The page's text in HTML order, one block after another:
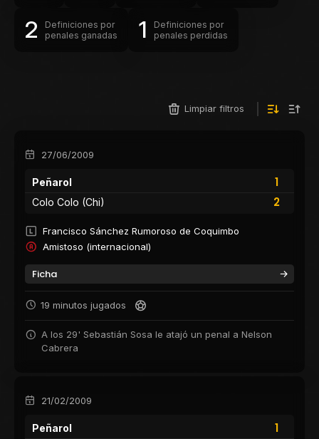
2
Definiciones por
penales ganadas
1
Definiciones por
penales perdidas
Limpiar filtros
27/06/2009
Peñarol
1
2
Colo Colo (Chi)
Francisco Sánchez Rumoroso de Coquimbo
Amistoso (internacional)
Ficha
19 minutos jugados
A los 29' Sebastián Sosa le atajó un penal a Nelson
Cabrera
21/02/2009
Peñarol
1